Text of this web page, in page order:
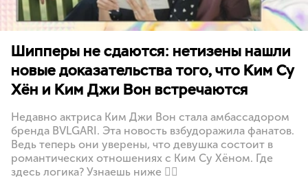
Шипперы не сдаются: нетизены нашли
новые доказательства того, что Ким Су
Хён и Ким Джи Вон встречаются
Недавно актриса Ким Джи Вон стала амбассадором
бренда BVLGARI. Эта новость взбудоражила фанатов.
Ведь теперь они уверены, что девушка состоит в
романтических отношениях с Ким Су Хёном. Где
здесь логика? Узнаешь ниже 👇🏻